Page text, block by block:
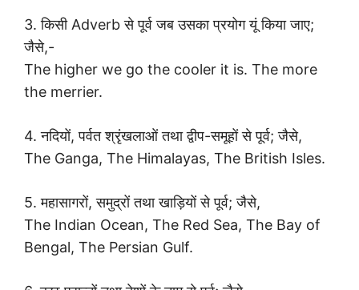
3. किसी Adverb से पूर्व जब उसका प्रयोग यूं किया जाए;
जैसे,-
The higher we go the cooler it is. The more
the merrier.
4. नदियों, पर्वत श्रृंखलाओं तथा द्वीप-समूहों से पूर्व; जैसे,
The Ganga, The Himalayas, The British Isles.
5. महासागरों, समुद्रों तथा खाड़ियों से पूर्व; जैसे,
The Indian Ocean, The Red Sea, The Bay of
Bengal, The Persian Gulf.